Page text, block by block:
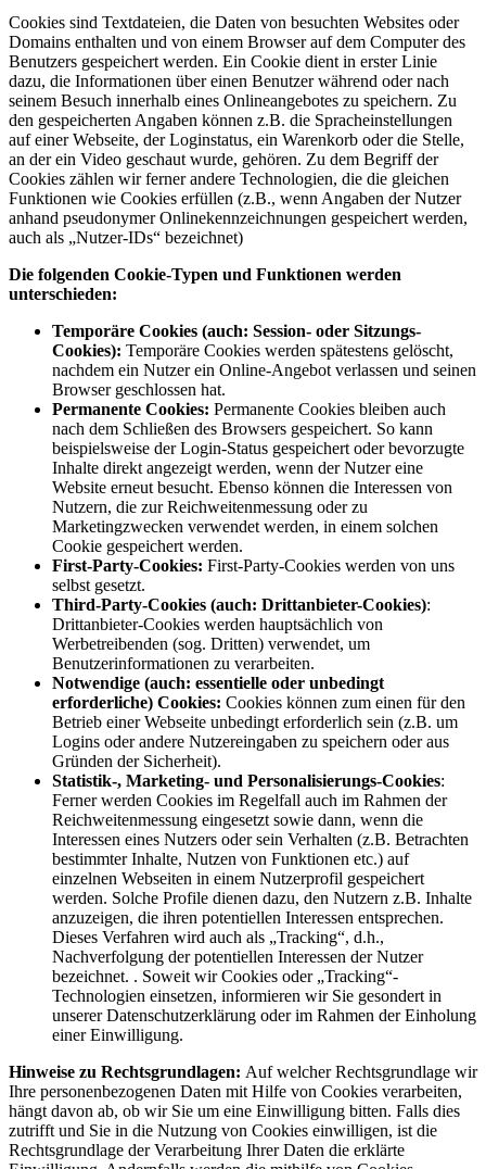
Cookies sind Textdateien, die Daten von besuchten Websites oder
Domains enthalten und von einem Browser auf dem Computer des
Benutzers gespeichert werden. Ein Cookie dient in erster Linie
dazu, die Informationen über einen Benutzer während oder nach
seinem Besuch innerhalb eines Onlineangebotes zu speichern. Zu
den gespeicherten Angaben können z.B. die Spracheinstellungen
auf einer Webseite, der Loginstatus, ein Warenkorb oder die Stelle,
an der ein Video geschaut wurde, gehören. Zu dem Begriff der
Cookies zählen wir ferner andere Technologien, die die gleichen
Funktionen wie Cookies erfüllen (z.B., wenn Angaben der Nutzer
anhand pseudonymer Onlinekennzeichnungen gespeichert werden,
auch als „Nutzer-IDs“ bezeichnet)
Die folgenden Cookie-Typen und Funktionen werden
unterschieden:
Temporäre Cookies (auch: Session- oder Sitzungs-
Cookies): Temporäre Cookies werden spätestens gelöscht,
nachdem ein Nutzer ein Online-Angebot verlassen und seinen
Browser geschlossen hat.
Permanente Cookies: Permanente Cookies bleiben auch
nach dem Schließen des Browsers gespeichert. So kann
beispielsweise der Login-Status gespeichert oder bevorzugte
Inhalte direkt angezeigt werden, wenn der Nutzer eine
Website erneut besucht. Ebenso können die Interessen von
Nutzern, die zur Reichweitenmessung oder zu
Marketingzwecken verwendet werden, in einem solchen
Cookie gespeichert werden.
First-Party-Cookies: First-Party-Cookies werden von uns
selbst gesetzt.
Third-Party-Cookies (auch: Drittanbieter-Cookies):
Drittanbieter-Cookies werden hauptsächlich von
Werbetreibenden (sog. Dritten) verwendet, um
Benutzerinformationen zu verarbeiten.
Notwendige (auch: essentielle oder unbedingt
erforderliche) Cookies: Cookies können zum einen für den
Betrieb einer Webseite unbedingt erforderlich sein (z.B. um
Logins oder andere Nutzereingaben zu speichern oder aus
Gründen der Sicherheit).
Statistik-, Marketing- und Personalisierungs-Cookies:
Ferner werden Cookies im Regelfall auch im Rahmen der
Reichweitenmessung eingesetzt sowie dann, wenn die
Interessen eines Nutzers oder sein Verhalten (z.B. Betrachten
bestimmter Inhalte, Nutzen von Funktionen etc.) auf
einzelnen Webseiten in einem Nutzerprofil gespeichert
werden. Solche Profile dienen dazu, den Nutzern z.B. Inhalte
anzuzeigen, die ihren potentiellen Interessen entsprechen.
Dieses Verfahren wird auch als „Tracking“, d.h.,
Nachverfolgung der potentiellen Interessen der Nutzer
bezeichnet. . Soweit wir Cookies oder „Tracking“-
Technologien einsetzen, informieren wir Sie gesondert in
unserer Datenschutzerklärung oder im Rahmen der Einholung
einer Einwilligung.
Hinweise zu Rechtsgrundlagen: Auf welcher Rechtsgrundlage wir
Ihre personenbezogenen Daten mit Hilfe von Cookies verarbeiten,
hängt davon ab, ob wir Sie um eine Einwilligung bitten. Falls dies
zutrifft und Sie in die Nutzung von Cookies einwilligen, ist die
Rechtsgrundlage der Verarbeitung Ihrer Daten die erklärte